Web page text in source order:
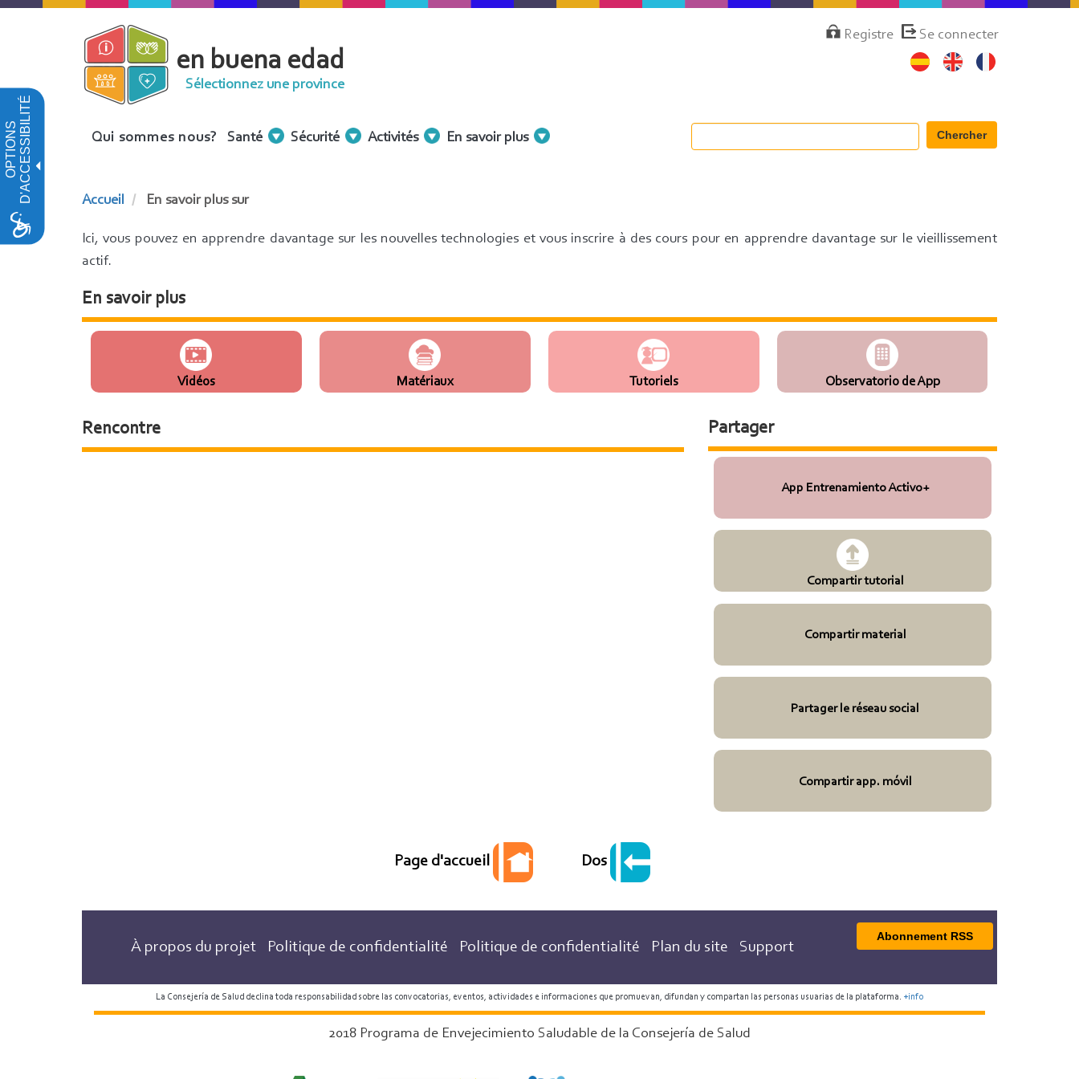
OPTIONSD'ACCESSIBILITÉ
Aller
MenúRegistre Se connecter
en buena edad
Sélectionnez une province
Menu
Qui sommes nous? Santé Sécurité Activités En savoir plus Chercher
Accueil En savoir plus sur
Ici, vous pouvez en apprendre davantage sur les nouvelles technologies et vous inscrire à des cours pour en apprendre davantage sur le vieillissement
actif.
En savoir plus
Vidéos Matériaux Tutoriels Observatorio de App
Rencontre Partager
App Entrenamiento Activo+
Compartir tutorial
Compartir material
Partager le réseau social
Compartir app. móvil
Page d'accueil Dos
À propos du projet Politique de confidentialité Politique de confidentialité Plan du site Support
Abonnement RSS
La Consejería de Salud declina toda responsabilidad sobre las convocatorias, eventos, actividades e informaciones que promuevan, difundan y compartan las personas usuarias de la plataforma. +info
2018 Programa de Envejecimiento Saludable de la Consejería de Salud